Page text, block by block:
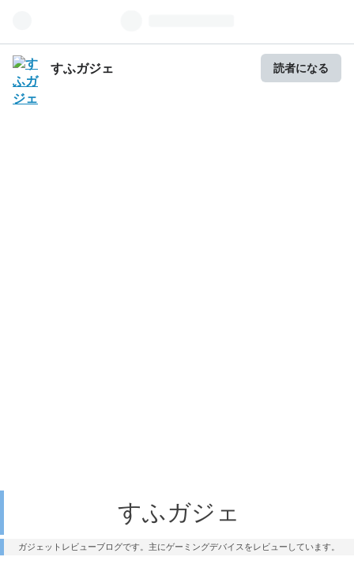
すふガジェ 読者になる
すふガジェ
ガジェットレビューブログです。主にゲーミングデバイスをレビューしています。